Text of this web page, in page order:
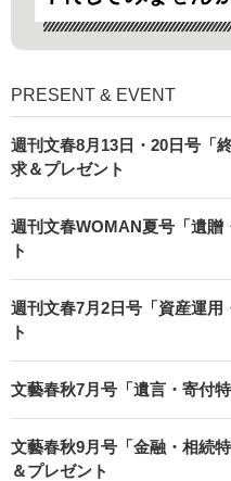
PRESENT & EVENT
週刊文春8月13日・20日号「
求＆プレゼント
週刊文春WOMAN夏号「遺贈
ト
週刊文春7月2日号「資産運
ト
文藝春秋7月号「遺言・寄付
文藝春秋9月号「金融・相続
＆プレゼント